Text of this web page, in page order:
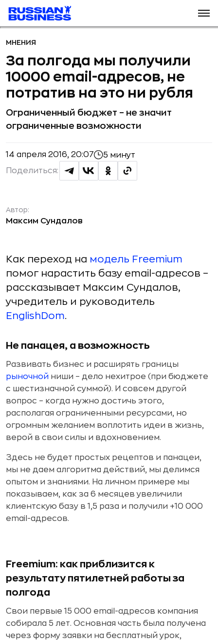
МНЕНИЯ
За полгода мы получили
10000 email-адресов, не
потратив на это ни рубля
Ограниченный бюджет – не значит
ограниченные возможности
14 апреля 2016, 20:07 5 минут
Поделиться:
Автор:
Максим Сундалов
Как переход на модель Freemium
помог нарастить базу email-адресов –
рассказывает Максим Сундалов,
учредитель и руководитель
EnglishDom.
Не панацея, а возможность
Развивать бизнес и расширять границы
рыночной ниши – дело нехитрое (при бюджете
с шестизначной суммой). И совсем другой
вопрос – когда нужно достичь этого,
располагая ограниченными ресурсами, но
огромным желанием воплотить идеи в жизнь,
верой в свои силы и вдохновением.
Здесь не будет простых рецептов и панацеи,
мы не даем алгоритма действий, мы делимся
опытом и знаниями. На личном примере мы
показываем, как за 6 месяцев увеличили
клиентскую базу в 1,5 раза и получили +10 000
email-адресов.
Freemium: как приблизится к
результату пятилетней работы за
полгода
Свои первые 15 000 email-адресов компания
собирала 5 лет. Основная часть была получена
через форму заявки на бесплатный урок,